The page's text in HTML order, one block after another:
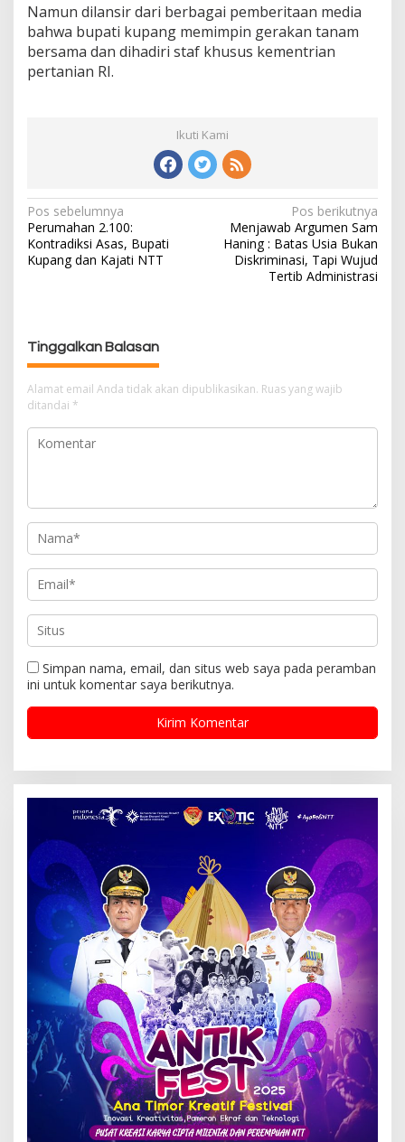
Namun dilansir dari berbagai pemberitaan media
bahwa bupati kupang memimpin gerakan tanam
bersama dan dihadiri staf khusus kementrian
pertanian RI.
Ikuti Kami
N
a
v
p
o
s
Pos sebelumnya
Perumahan 2.100:
Kontradiksi Asas, Bupati
Kupang dan Kajati NTT
Pos berikutnya
Menjawab Argumen Sam
Haning : Batas Usia Bukan
Diskriminasi, Tapi Wujud
Tertib Administrasi
Tinggalkan Balasan
Alamat email Anda tidak akan dipublikasikan. Ruas yang wajib
ditandai *
Simpan nama, email, dan situs web saya pada peramban
ini untuk komentar saya berikutnya.